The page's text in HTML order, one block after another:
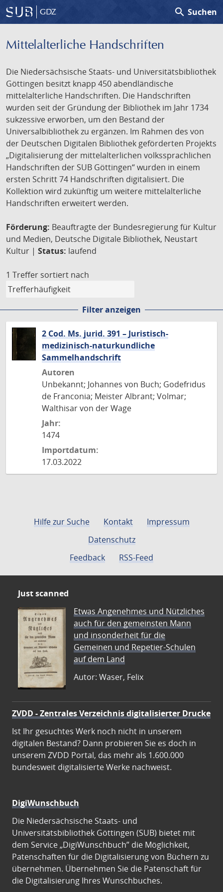
GDZ search Suchen
Mittelalterliche Handschriften
Die Niedersächsische Staats- und Universitätsbibliothek
Göttingen besitzt knapp 450 abendländische
mittelalterliche Handschriften. Die Handschriften
wurden seit der Gründung der Bibliothek im Jahr 1734
sukzessive erworben, um den Bestand der
Universalbibliothek zu ergänzen. Im Rahmen des von
der Deutschen Digitalen Bibliothek geförderten Projekts
„Digitalisierung der mittelalterlichen volkssprachlichen
Handschriften der SUB Göttingen“ wurden in einem
ersten Schritt 74 Handschriften digitalisiert. Die
Kollektion wird zukünftig um weitere mittelalterliche
Handschriften erweitert werden.
Förderung: Beauftragte der Bundesregierung für Kultur
und Medien, Deutsche Digitale Bibliothek, Neustart
Kultur | Status: laufend
1 Treffer sortiert nach
Filter anzeigen
2 Cod. Ms. jurid. 391 – Juristisch-
medizinisch-naturkundliche
Sammelhandschrift
Autoren
Unbekannt; Johannes von Buch; Godefridus
de Franconia; Meister Albrant; Volmar;
Walthisar von der Wage
Jahr:
1474
Importdatum:
17.03.2022
Hilfe zur Suche Kontakt
Impressum
Datenschutz
Feedback
RSS-Feed
Just scanned
Etwas Angenehmes und Nützliches
auch für den gemeinsten Mann
und insonderheit für die
Gemeinen und Repetier-Schulen
auf dem Land
Autor: Waser, Felix
ZVDD - Zentrales Verzeichnis digitalisierter Drucke
Ist Ihr gesuchtes Werk noch nicht in unserem
digitalen Bestand? Dann probieren Sie es doch in
unserem ZVDD Portal, das mehr als 1.600.000
bundesweit digitalisierte Werke nachweist.
DigiWunschbuch
Die Niedersächsische Staats- und
Universitätsbibliothek Göttingen (SUB) bietet mit
dem Service „DigiWunschbuch” die Möglichkeit,
Patenschaften für die Digitalisierung von Büchern zu
übernehmen. Übernehmen Sie die Patenschaft für
die Digitalisierung Ihres Wunschbuches.